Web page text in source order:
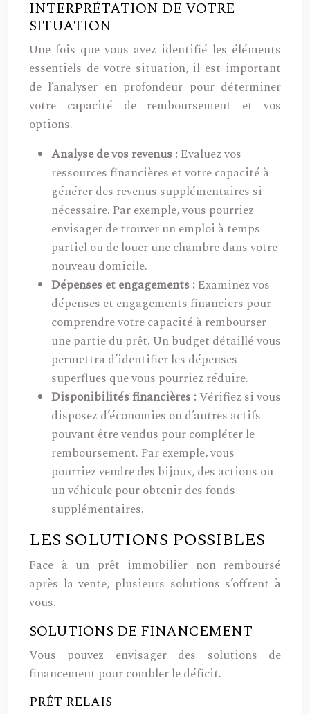
INTERPRÉTATION DE VOTRE
SITUATION
Une fois que vous avez identifié les éléments
essentiels de votre situation, il est important
de l’analyser en profondeur pour déterminer
votre capacité de remboursement et vos
options.
Analyse de vos revenus : Evaluez vos
ressources financières et votre capacité à
générer des revenus supplémentaires si
nécessaire. Par exemple, vous pourriez
envisager de trouver un emploi à temps
partiel ou de louer une chambre dans votre
nouveau domicile.
Dépenses et engagements : Examinez vos
dépenses et engagements financiers pour
comprendre votre capacité à rembourser
une partie du prêt. Un budget détaillé vous
permettra d’identifier les dépenses
superflues que vous pourriez réduire.
Disponibilités financières : Vérifiez si vous
disposez d’économies ou d’autres actifs
pouvant être vendus pour compléter le
remboursement. Par exemple, vous
pourriez vendre des bijoux, des actions ou
un véhicule pour obtenir des fonds
supplémentaires.
LES SOLUTIONS POSSIBLES
Face à un prêt immobilier non remboursé
après la vente, plusieurs solutions s’offrent à
vous.
SOLUTIONS DE FINANCEMENT
Vous pouvez envisager des solutions de
financement pour combler le déficit.
PRÊT RELAIS